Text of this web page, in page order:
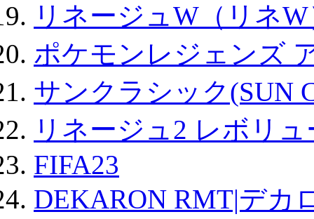
リネージュW（リネ
ポケモンレジェンズ
サンクラシック(SUN
リネージュ2 レボリ
FIFA23
DEKARON RMT|デカ